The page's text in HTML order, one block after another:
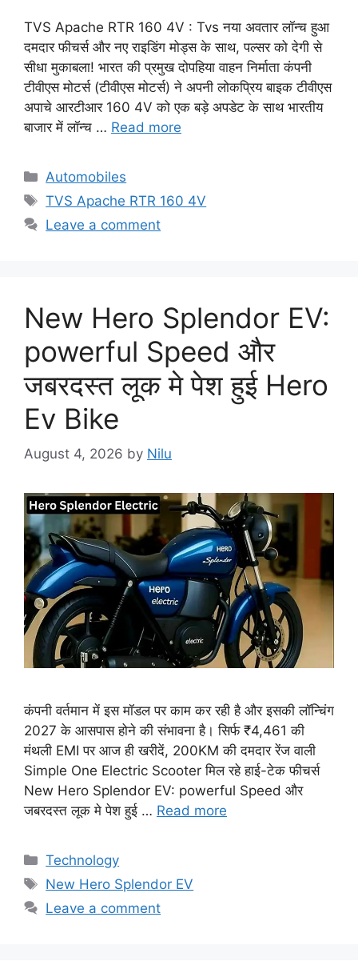
TVS Apache RTR 160 4V : Tvs नया अवतार लॉन्च हुआ
दमदार फीचर्स और नए राइडिंग मोड्स के साथ, पल्सर को देगी से
सीधा मुकाबला! भारत की प्रमुख दोपहिया वाहन निर्माता कंपनी
टीवीएस मोटर्स (टीवीएस मोटर्स) ने अपनी लोकप्रिय बाइक टीवीएस
अपाचे आरटीआर 160 4V को एक बड़े अपडेट के साथ भारतीय
बाजार में लॉन्च … Read more
Categories
Automobiles
Tags
TVS Apache RTR 160 4V
Leave a comment
New Hero Splendor EV:
powerful Speed और
जबरदस्त लूक मे पेश हुई Hero
Ev Bike
August 4, 2026 by Nilu
कंपनी वर्तमान में इस मॉडल पर काम कर रही है और इसकी लॉन्चिंग
2027 के आसपास होने की संभावना है। सिर्फ ₹4,461 की
मंथली EMI पर आज ही खरीदें, 200KM की दमदार रेंज वाली
Simple One Electric Scooter मिल रहे हाई-टेक फीचर्स
New Hero Splendor EV: powerful Speed और
जबरदस्त लूक मे पेश हुई … Read more
Categories
Technology
Tags
New Hero Splendor EV
Leave a comment